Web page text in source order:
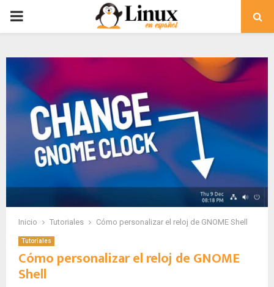
PRIMARY
Inicio Tutoriales Cómo personalizar el reloj de GNOME Shell
Tutoriales
Cómo personalizar el reloj de GNOME
Shell